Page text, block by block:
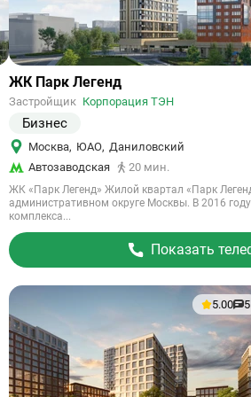
Ссылка
объект
ЖК Парк Легенд
Застройщик Корпорация ТЭН
Бизнес
Москва, ЮАО, Даниловский
Автозаводская
20 мин.
ЖК «Парк Легенд» Жилой квартал «Парк
административном округе Москвы. В 2016
комплекса...
Показать
5.00 5